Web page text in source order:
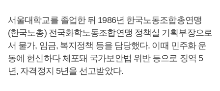
서울대학교를 졸업한 뒤 1986년 한국노동조합총연맹
(한국노총) 전국화학노동조합연맹 정책실 기획부장으로
서 물가, 임금, 복지정책 등을 담당했다. 이때 민주화 운
동에 헌신하다 체포돼 국가보안법 위반 등으로 징역 5
년, 자격정지 5년을 선고받았다.